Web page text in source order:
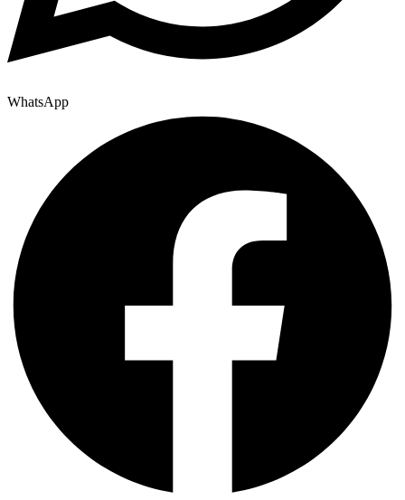
WhatsApp